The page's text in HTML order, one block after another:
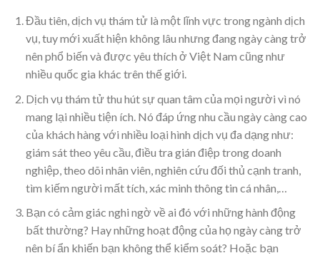
Đầu tiên, dịch vụ thám tử là một lĩnh vực trong ngành dịch
vụ, tuy mới xuất hiện không lâu nhưng đang ngày càng trở
nên phổ biến và được yêu thích ở Việt Nam cũng như
nhiều quốc gia khác trên thế giới.
Dịch vụ thám tử thu hút sự quan tâm của mọi người vì nó
mang lại nhiều tiện ích. Nó đáp ứng nhu cầu ngày càng cao
của khách hàng với nhiều loại hình dịch vụ đa dạng như:
giám sát theo yêu cầu, điều tra gián điệp trong doanh
nghiệp, theo dõi nhân viên, nghiên cứu đối thủ cạnh tranh,
tìm kiếm người mất tích, xác minh thông tin cá nhân,…
Bạn có cảm giác nghi ngờ về ai đó với những hành động
bất thường? Hay những hoạt động của họ ngày càng trở
nên bí ẩn khiến bạn không thể kiểm soát? Hoặc bạn